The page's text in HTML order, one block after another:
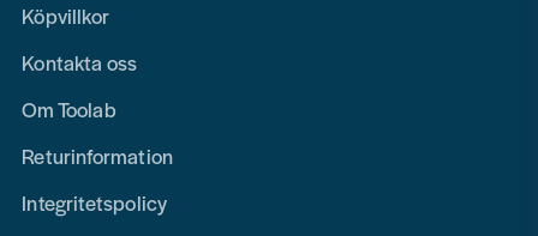
Köpvillkor
Kontakta oss
Om Toolab
Returinformation
Integritetspolicy